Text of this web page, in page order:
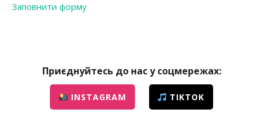
Заповнити форму
Приєднуйтесь до нас у соцмережах:
INSTAGRAM TIKTOK